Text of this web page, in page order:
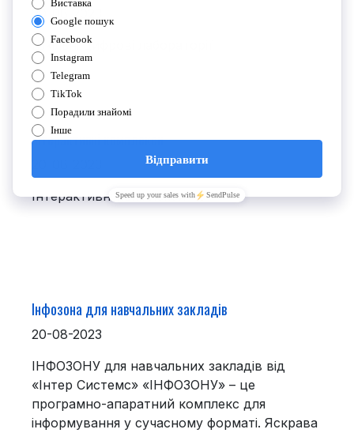
20-08-2023
Шкільні цифрові лабораторії
Інтерактивні комплекси
Інтерактивні комплекси
Інфозона для навчальних закладів
20-08-2023
ІНФОЗОНУ для навчальних закладів від
«Інтер Системс» «ІНФОЗОНУ» – це
програмно-апаратний комплекс для
інформування у сучасному форматі. Яскрава